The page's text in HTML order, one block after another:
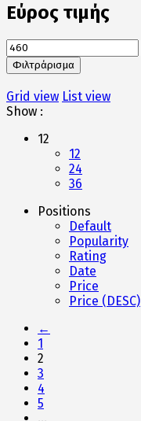
Εύρος τιμής
Ελάχιστη
τιμή
Φιλτράρισμα
Grid view List view
Show :
12
12
24
36
Positions
Default
Popularity
Rating
Date
Price
Price (DESC)
←
1
2
3
4
5
…